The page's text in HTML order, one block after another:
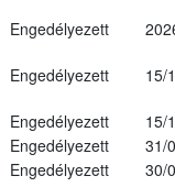
Engedélyezett
Engedélyezett 15/
Engedélyezett
15/
Engedélyezett
31/
Engedélyezett
30/